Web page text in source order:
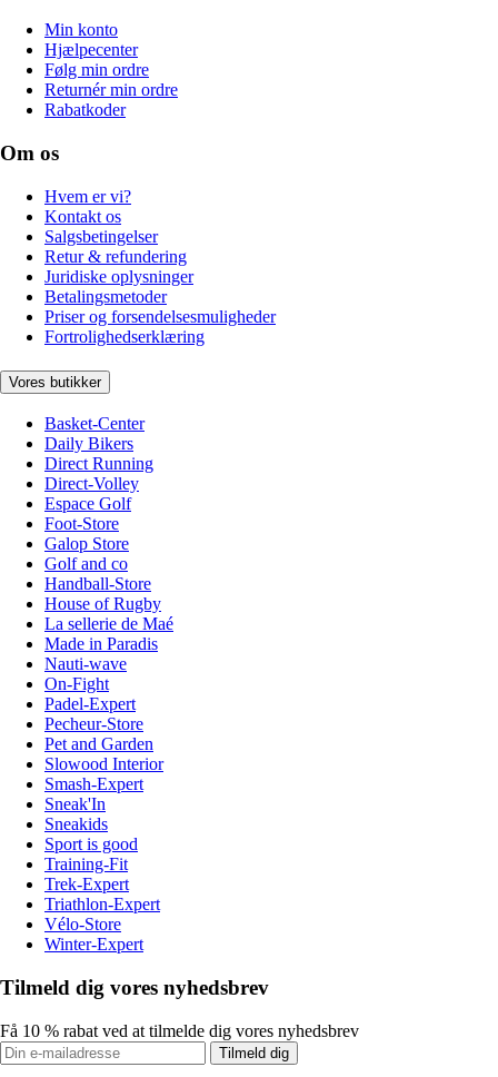
Min konto
Hjælpecenter
Følg min ordre
Returnér min ordre
Rabatkoder
Om os
Hvem er vi?
Kontakt os
Salgsbetingelser
Retur & refundering
Juridiske oplysninger
Betalingsmetoder
Priser og forsendelsesmuligheder
Fortrolighedserklæring
Vores butikker
Basket-Center
Daily Bikers
Direct Running
Direct-Volley
Espace Golf
Foot-Store
Galop Store
Golf and co
Handball-Store
House of Rugby
La sellerie de Maé
Made in Paradis
Nauti-wave
On-Fight
Padel-Expert
Pecheur-Store
Pet and Garden
Slowood Interior
Smash-Expert
Sneak'In
Sneakids
Sport is good
Training-Fit
Trek-Expert
Triathlon-Expert
Vélo-Store
Winter-Expert
Tilmeld dig vores nyhedsbrev
Få 10 % rabat ved at tilmelde dig vores nyhedsbrev
Tilmeld dig